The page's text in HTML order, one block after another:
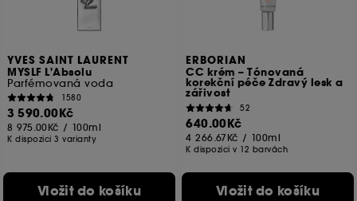
YVES SAINT LAURENT
MYSLF L'Absolu
Parfémovaná voda
1580
3 590.00Kč
8 975.00Kč / 100ml
K dispozici 3 varianty
Vložit do košíku
ERBORIAN
CC krém – Tónovaná
korekční péče Zdravý lesk a
zářivost
52
640.00Kč
4 266.67Kč / 100ml
K dispozici v 12 barvách
Vložit do košíku